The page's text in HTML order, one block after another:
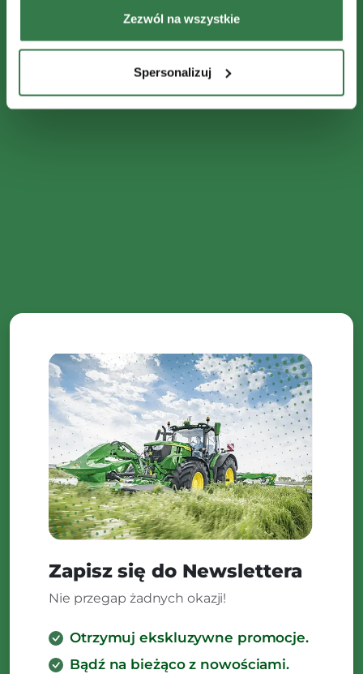
Zezwól na wszystkie
Spersonalizuj
Zapisz się do Newslettera
Nie przegap żadnych okazji!
Otrzymuj ekskluzywne promocje.
Bądź na bieżąco z nowościami.